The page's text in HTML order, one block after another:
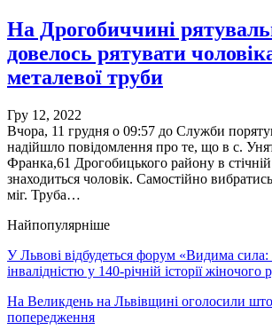
На Дрогобиччині
довелось рятувати
металевої труби
Гру 12, 2022
Вчора, 11 грудня о 09:57 до Служби
надійшло повідомлення про те, що в с.
Франка,61 Дрогобицького району в стічній
знаходиться чоловік. Самостійно
міг. Труба…
Найпопулярніше
У Львові відбудеться форум «Видима сила:
інвалідністю у 140-річній історії жіночого
На Великдень на Львівщині оголосили
попередження